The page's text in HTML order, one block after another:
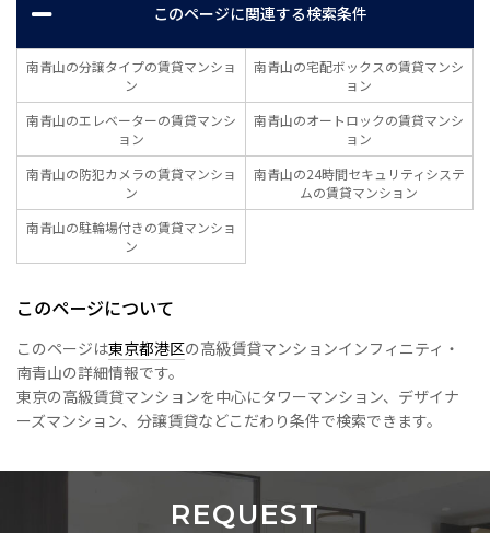
このページに関連する検索条件
南青山の分譲タイプの賃貸マンショ
ン
南青山の宅配ボックスの賃貸マンシ
ョン
南青山のエレベーターの賃貸マンシ
ョン
南青山のオートロックの賃貸マンシ
ョン
南青山の防犯カメラの賃貸マンショ
ン
南青山の24時間セキュリティシステ
ムの賃貸マンション
南青山の駐輪場付きの賃貸マンショ
ン
このページについて
このページは東京都港区の高級賃貸マンションインフィニティ・
南青山の詳細情報です。
東京の高級賃貸マンションを中心にタワーマンション、デザイナ
ーズマンション、分譲賃貸などこだわり条件で検索できます。
REQUEST